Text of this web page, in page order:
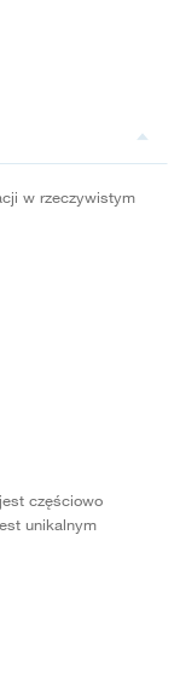
w rzeczywistym
częściowo
unikalnym